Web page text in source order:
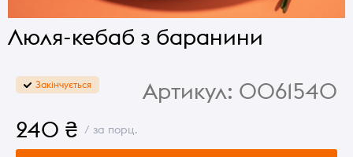
Люля-кебаб з баранини
Закінчується Артикул: 0061540
240 ₴ / за порц.